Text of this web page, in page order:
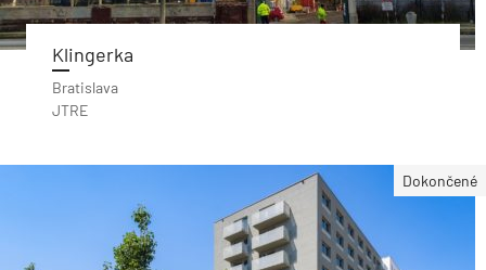
Klingerka
Bratislava
JTRE
Dokončené